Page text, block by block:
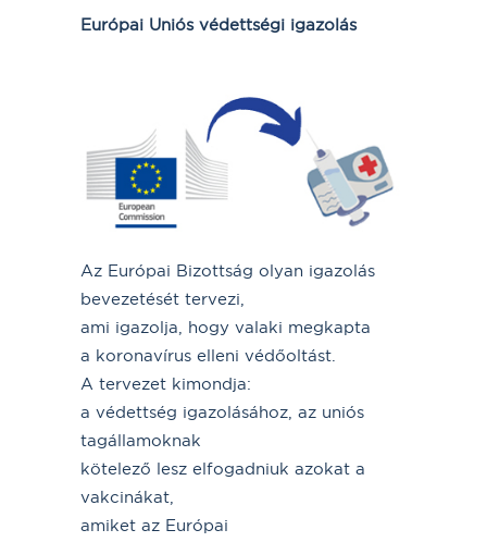
Európai Uniós védettségi igazolás
Az Európai Bizottság olyan igazolás
bevezetését tervezi,
ami igazolja, hogy valaki megkapta
a koronavírus elleni védőoltást.
A tervezet kimondja:
a védettség igazolásához, az uniós
tagállamoknak
kötelező lesz elfogadniuk azokat a
vakcinákat,
amiket az Európai